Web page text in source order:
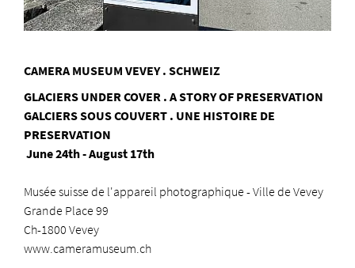
CAMERA MUSEUM VEVEY . SCHWEIZ
GLACIERS UNDER COVER . A STORY OF PRESERVATION
GALCIERS SOUS COUVERT . UNE HISTOIRE DE
PRESERVATION
June 24th - August 17th
Musée suisse de l'appareil photographique- Ville de Vevey
Grande Place 99
Ch-1800 Vevey
www.cameramuseum.ch